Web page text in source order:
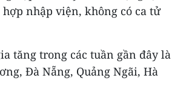
nhập viện, không có ca tử
tăng trong các tuần gần đây là
Đà Nẵng, Quảng Ngãi, Hà